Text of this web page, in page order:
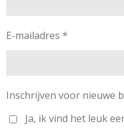
E-mailadres *
Inschrijven voor nieuwe
Ja, ik vind het leuk